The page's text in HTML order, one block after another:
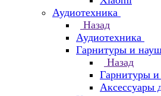
Аудиотехника
Назад
Аудиотехника
Гарнитуры и
Назад
Гарнитуры
Аксессуары